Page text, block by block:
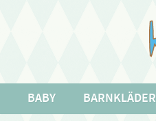
BABY BARNKLÄDER